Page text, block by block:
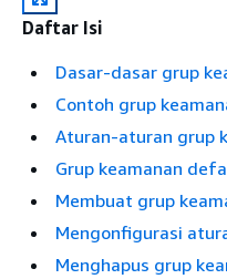
Daftar Isi
Dasar-dasar grup
Contoh grup
Aturan-aturan grup
Grup keamanan
Membuat grup
Mengonfigurasi
Menghapus grup